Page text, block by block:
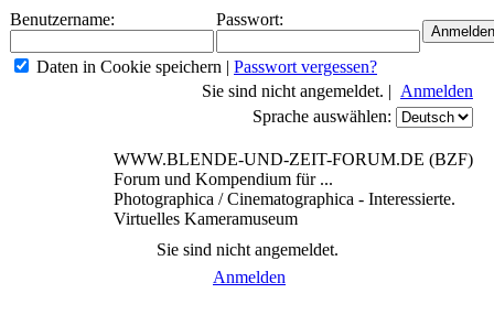
Benutzername: Passwort:
Daten in Cookie speichern | Passwort vergessen?
Sie sind nicht angemeldet. | Anmelden
Sprache auswählen:
WWW.BLENDE-UND-ZEIT-FORUM.DE (BZF)
Forum und Kompendium für ...
Photographica / Cinematographica - Interessierte.
Virtuelles Kameramuseum
Sie sind nicht angemeldet.
Anmelden